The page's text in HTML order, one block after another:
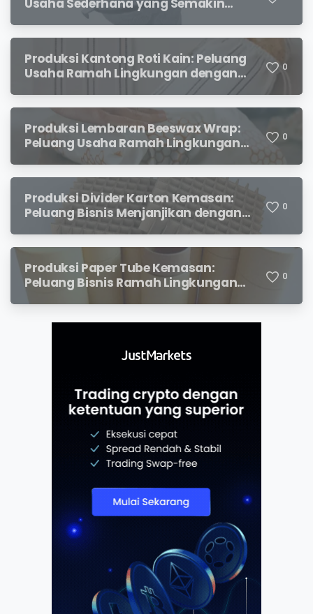
Diminati Pecinta Kopi
Produksi Kantong Roti Kain: Peluang
Usaha Ramah Lingkungan dengan
0
Produksi Lembaran Beeswax Wrap:
Peluang Usaha Ramah Lingkungan
yang Menjanjikan
0
Produksi Divider Karton Kemasan:
Peluang Bisnis Menjanjikan dengan
Permintaan yang Terus Meningkat
0
Produksi Paper Tube Kemasan:
Peluang Bisnis Ramah Lingkungan
0